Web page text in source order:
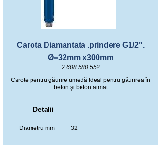
Carota Diamantata ,prindere G1/2",
Ø=32mm x300mm
2 608 580 552
Carote pentru găurire umedă Ideal pentru găurirea în
beton şi beton armat
Detalii
Diametru mm 32